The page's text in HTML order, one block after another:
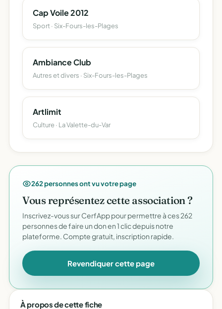
Cap Voile 2012
Sport · Six-Fours-les-Plages
Ambiance Club
Autres et divers · Six-Fours-les-Plages
Artlimit
Culture · La Valette-du-Var
262 personnes ont vu votre page
Vous représentez cette association ?
Inscrivez-vous sur CerfApp pour permettre à ces 262
personnes de faire un don en 1 clic depuis notre
plateforme. Compte gratuit, inscription rapide.
Revendiquer cette page
À propos de cette fiche